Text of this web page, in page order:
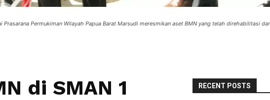
Permukiman Wilayah Papua Barat Marsudi meresmikan aset BMN yang telah direhabilitasi
di SMAN 1
RECENT POSTS